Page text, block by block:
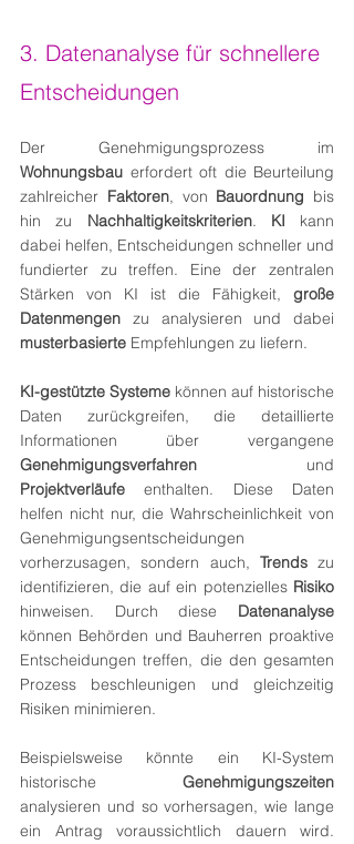
3. Datenanalyse für schnellere
Entscheidungen
Wohnungsbau erfordert oft die Beurteilung
zahlreicher Faktoren, von Bauordnung bis
hin zu Nachhaltigkeitskriterien. KI kann
dabei helfen, Entscheidungen schneller und
fundierter zu treffen. Eine der zentralen
Stärken von KI ist die Fähigkeit, große
Datenmengen
musterbasierte Empfehlungen zu liefern.
KI-gestützte Systeme können auf historische
Daten zurückgreifen, die detaillierte
Genehmigungsverfahren
Projektverläufe enthalten. Diese Daten
helfen nicht nur, die Wahrscheinlichkeit von
Genehmigungsentscheidungen
vorherzusagen, sondern auch, Trends zu
identifizieren, die auf ein potenzielles
hinweisen. Durch diese Datenanalyse
können Behörden und Bauherren proaktive
Entscheidungen treffen, die den gesamten
Prozess beschleunigen und gleichzeitig
Risiken minimieren.
Beispielsweise könnte ein KI-System
historische Genehmigungszeiten
analysieren und so vorhersagen, wie lange
ein Antrag voraussichtlich dauern wird.